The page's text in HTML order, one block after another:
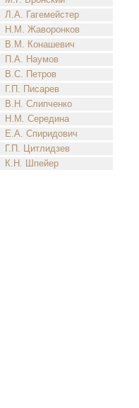
Л.А. Гагемейстер
Н.М. Жаворонков
В.М. Конашевич
П.А. Наумов
В.С. Петров
Г.П. Писарев
В.Н. Слипченко
Н.М. Середина
Е.А. Спиридович
Г.П. Цитлидзев
К.Н. Шпейер